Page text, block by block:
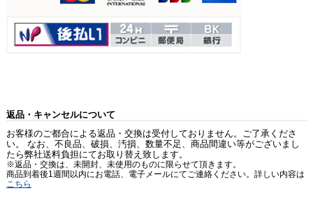
返品・キャンセルについて
お客様のご都合による返品・交換は受付しておりません。ご了承くださ
い。 なお、不良品、破損、汚損、数量不足、商品間違い等がございまし
たら弊社送料負担にてお取り替え致します。
※返品・交換は、未開封、未使用のものに限らせて頂きます。
商品到着後1週間以内にお電話、電子メールにてご連絡ください。詳しい内容は
こちら